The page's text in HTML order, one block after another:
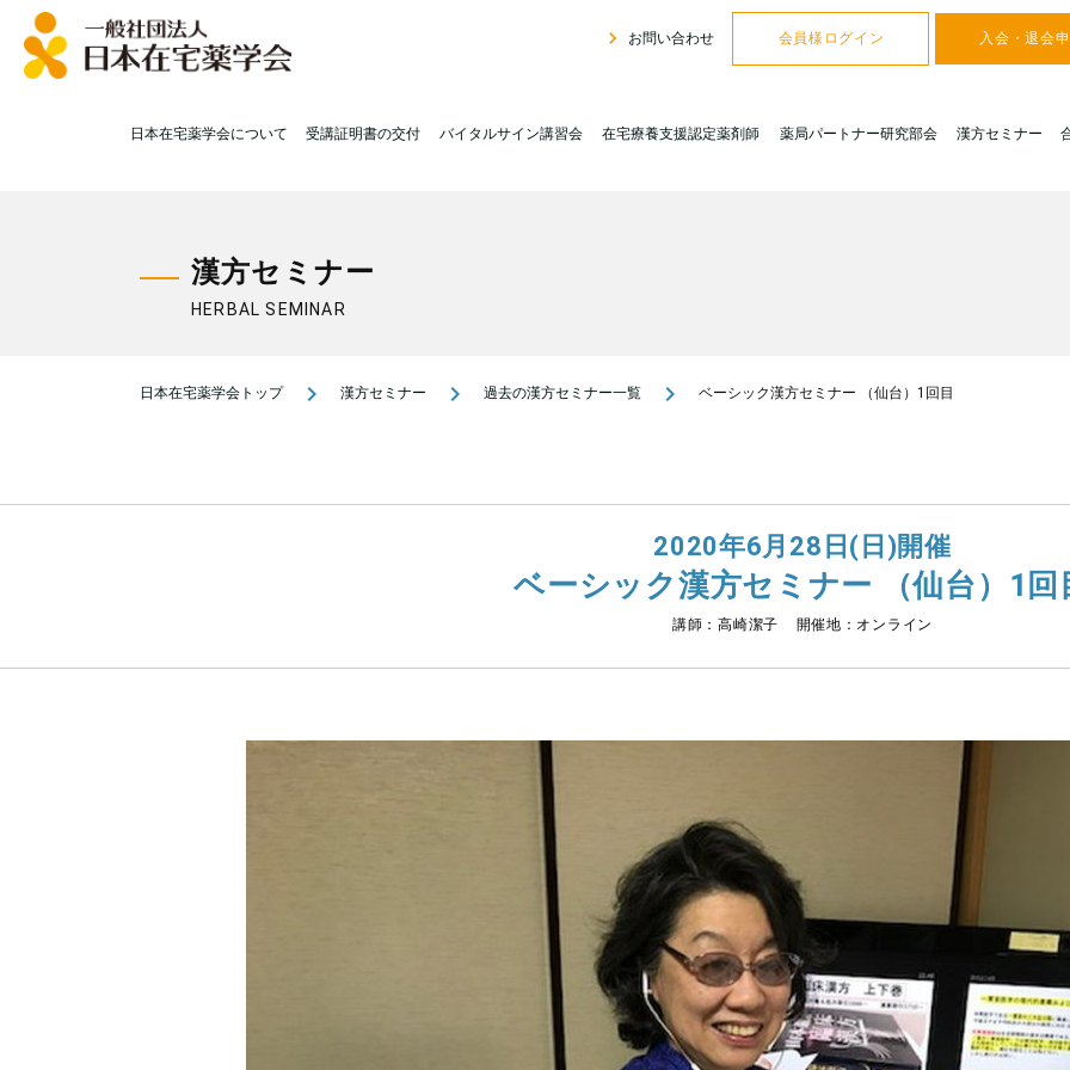
navigate_next お問い合わせ 会員様ログイン 入会・退会
日本在宅薬学会について 受講証明書の交付 バイタルサイン講習会 在宅療養支援認定薬剤師 薬局パートナー研究部会 漢方セミナー
漢方セミナー
HERBAL SEMINAR
日本在宅薬学会トップ navigate_next 漢方セミナー navigate_next 過去の漢方セミナー一覧 navigate_next ベーシック漢方セミナー （仙台）1回目
2020年6月28日(日)開催
ベーシック漢方セミナー （仙台）1回
講師：高崎潔子 開催地：オンライン